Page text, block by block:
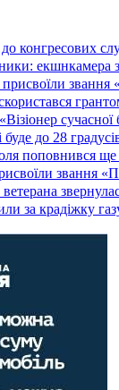
конгресових
екшнкамера
звання
сучасної
до 28
поповнився
звання
за крадіжку